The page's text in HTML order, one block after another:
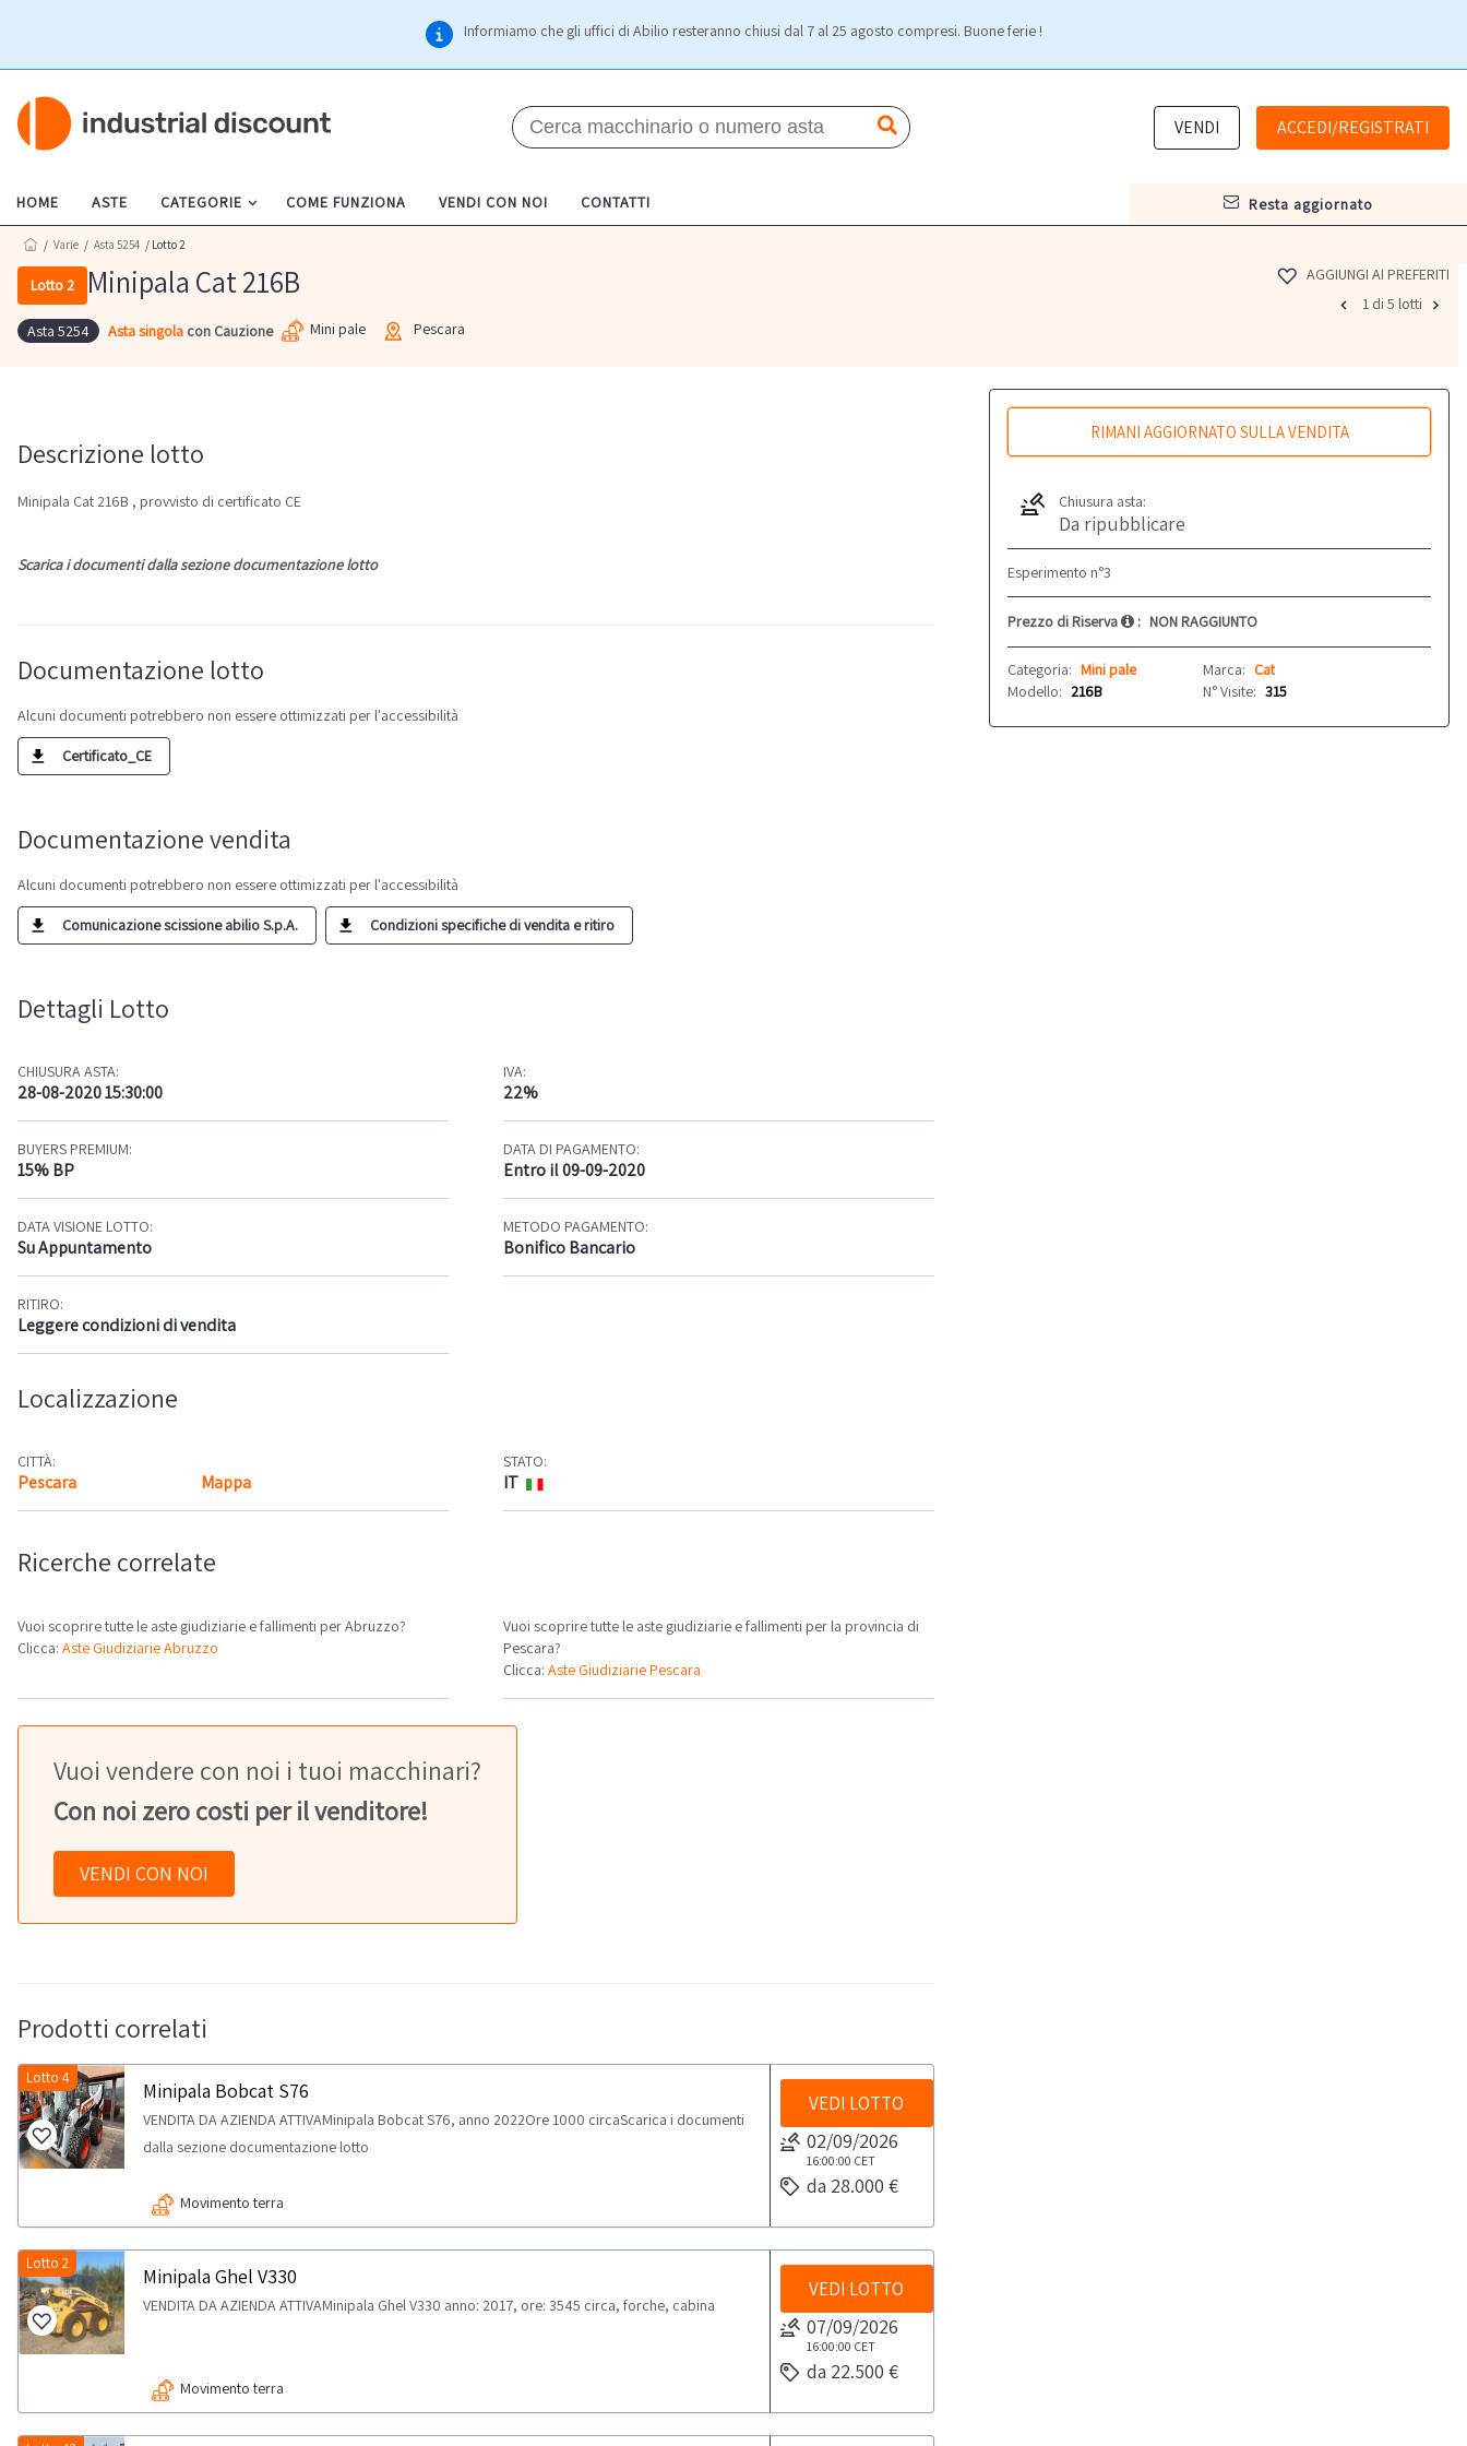
Informiamo che gli uffici di Abilio resteranno chiusi dal 7 al 25 agosto compresi. Buone ferie !
VENDI ACCEDI/REGISTRATI
HOME ASTE CATEGORIE COME FUNZIONA VENDI CON NOI CONTATTI resta aggiornato
/ Varie / Asta 5254 / Lotto 2
Lotto 2 Minipala Cat 216B
Asta 5254 Asta singola con Cauzione Mini pale Pescara
AGGIUNGI AI PREFERITI
1 di 5 lotti
RIMANI AGGIORNATO SULLA VENDITA
Chiusura asta:
Da ripubblicare
Esperimento n°3
Prezzo di Riserva : NON RAGGIUNTO
Categoria: Mini pale Marca: Cat
Modello: 216B N° Visite: 315
Descrizione lotto
Minipala Cat 216B , provvisto di certificato CE
Scarica i documenti dalla sezione documentazione lotto
Documentazione lotto
Alcuni documenti potrebbero non essere ottimizzati per l'accessibilità
Certificato_CE
Documentazione vendita
Alcuni documenti potrebbero non essere ottimizzati per l'accessibilità
Comunicazione scissione abilio S.p.A. Condizioni specifiche di vendita e ritiro
Dettagli Lotto
CHIUSURA ASTA:
28-08-2020 15:30:00
IVA:
22%
BUYERS PREMIUM:
15% BP
DATA DI PAGAMENTO:
Entro il 09-09-2020
DATA VISIONE LOTTO:
Su Appuntamento
METODO PAGAMENTO:
Bonifico Bancario
RITIRO:
Leggere condizioni di vendita
Localizzazione
CITTÀ:
Pescara Mappa
STATO:
IT
Ricerche correlate
Vuoi scoprire tutte le aste giudiziarie e fallimenti per Abruzzo?
Clicca: Aste Giudiziarie Abruzzo
Vuoi scoprire tutte le aste giudiziarie e fallimenti per la provincia di
Pescara?
Clicca:Aste Giudiziarie Pescara
Vuoi vendere con noi i tuoi macchinari?
Con noi zero costi per il venditore!
VENDI CON NOI
Prodotti correlati
Lotto 4
Minipala Bobcat S76
VENDITA DA AZIENDA ATTIVAMinipala Bobcat S76, anno 2022Ore 1000 circaScarica i documenti
dalla sezione documentazione lotto
Movimento terra
VEDI LOTTO
02/09/2026
16:00:00 CET
da 28.000 €
Lotto 2
Minipala Ghel V330
VENDITA DA AZIENDA ATTIVAMinipala Ghel V330 anno: 2017, ore: 3545 circa, forche, cabina
Movimento terra
VEDI LOTTO
07/09/2026
16:00:00 CET
da 22.500 €